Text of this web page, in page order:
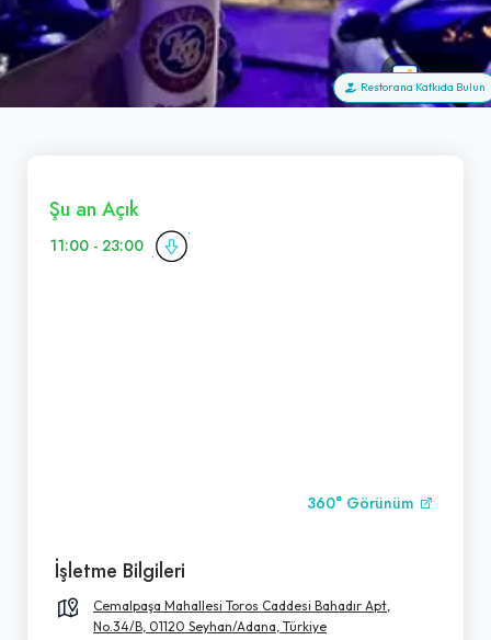
+100
Restorana Katkıda Bulun
Şu an Açık
11:00 - 23:00
360° Görünüm
İşletme Bilgileri
Cemalpaşa Mahallesi Toros Caddesi Bahadır Apt,
No.34/B, 01120 Seyhan/Adana, Türkiye